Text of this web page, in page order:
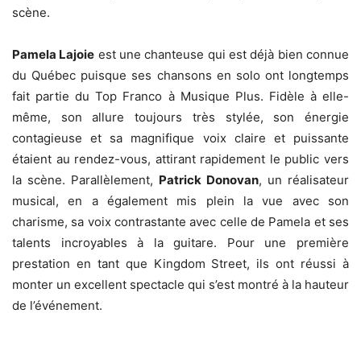
scène.
Pamela Lajoie est une chanteuse qui est déjà bien connue
du Québec puisque ses chansons en solo ont longtemps
fait partie du Top Franco à Musique Plus. Fidèle à elle-
même, son allure toujours très stylée, son énergie
contagieuse et sa magnifique voix claire et puissante
étaient au rendez-vous, attirant rapidement le public vers
la scène. Parallèlement, Patrick Donovan, un réalisateur
musical, en a également mis plein la vue avec son
charisme, sa voix contrastante avec celle de Pamela et ses
talents incroyables à la guitare. Pour une première
prestation en tant que Kingdom Street, ils ont réussi à
monter un excellent spectacle qui s’est montré à la hauteur
de l’événement.